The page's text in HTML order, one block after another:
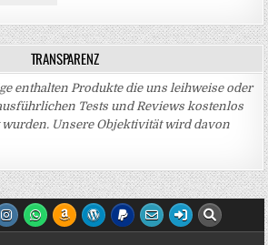
TRANSPARENZ
enthalten Produkte die uns leihweise oder
Tests und Reviews kostenlos
wurden. Unsere Objektivität wird davon